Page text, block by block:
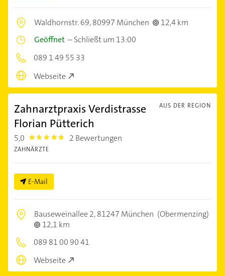
Waldhornstr. 69,80997 München
12,4 km
Geöffnet –Schließt um 13:00
089 1 49 55 33
Webseite
AUS DER REGION
Zahnarztpraxis Verdistrasse
Florian Pütterich
5,0 5.0 2 Bewertungen
ZAHNÄRZTE
E-Mail
Bauseweinallee 2,81247 München (Obermenzing)
12,1 km
089 81 00 90 41
Webseite